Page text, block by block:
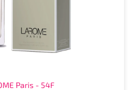
Paris - 54F